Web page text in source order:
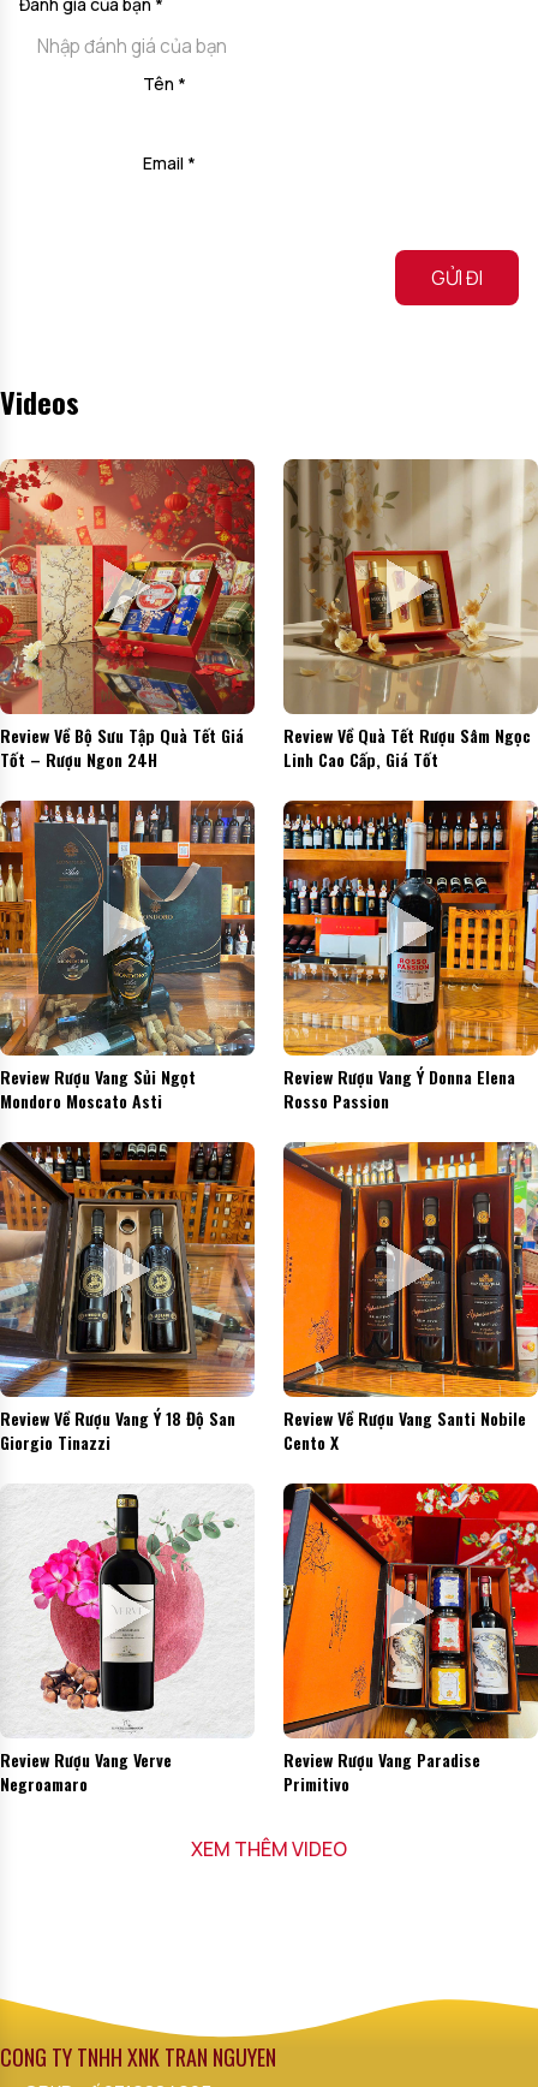
Tên *
Email *
Videos
Review Về Bộ Sưu Tập Quà Tết Giá
Tốt – Rượu Ngon 24H
Review Về Quà Tết Rượu Sâm Ngọc
Linh Cao Cấp, Giá Tốt
Review Rượu Vang Sủi Ngọt
Mondoro Moscato Asti
Review Rượu Vang Ý Donna Elena
Rosso Passion
Review Về Rượu Vang Ý 18 Độ San
Giorgio Tinazzi
Review Về Rượu Vang Santi Nobile
Cento X
Review Rượu Vang Verve
Negroamaro
Review Rượu Vang Paradise
Primitivo
XEM THÊM VIDEO
CÔNG TY TNHH XNK TRẦN NGUYÊN